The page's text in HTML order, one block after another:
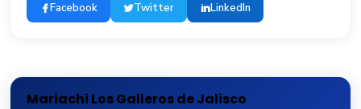
Facebook Twitter LinkedIn
Mariachi Los Galleros de Jalisco